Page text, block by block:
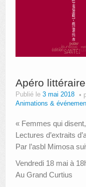
Apéro
Publié le 3 mai 2018
Animations &
« Femmes qui
Lectures d’extraits
Par l’asbl Mimosa
Vendredi 18 mai à
Au Grand Curtius